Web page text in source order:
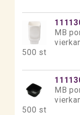
MB
500 st
MB
500 st